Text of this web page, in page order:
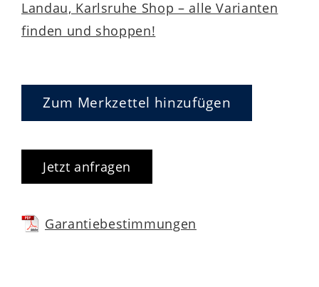
Landau, Karlsruhe Shop – alle Varianten
finden und shoppen!
Zum Merkzettel hinzufügen
Jetzt anfragen
Garantiebestimmungen